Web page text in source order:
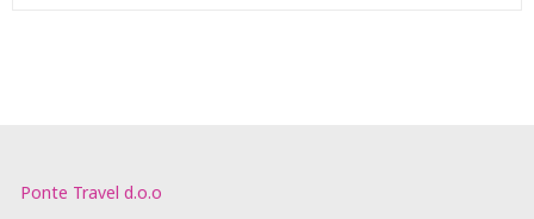
Ponte Travel d.o.o